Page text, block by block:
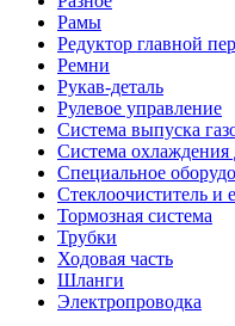
Рамы
Редуктор главной
Ремни
Рукав-деталь
Рулевое управление
Система выпуска
Система
Специальное
Стеклоочиститель и
Тормозная система
Трубки
Ходовая часть
Шланги
Электропроводка